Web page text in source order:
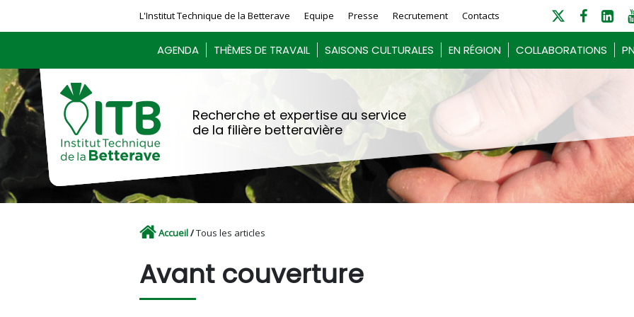
L'Institut Technique de la Betterave Equipe Presse Recrutement Contacts
AGENDA THÈMES DE TRAVAIL SAISONS CULTURALES EN RÉGION COLLABORATIONS
Recherche et expertise au service
de la filière betteravière
Accueil/Tous les articles
Avant couverture